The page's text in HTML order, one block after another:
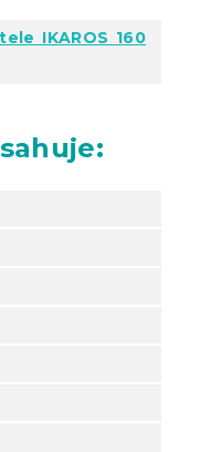
IKAROS 160